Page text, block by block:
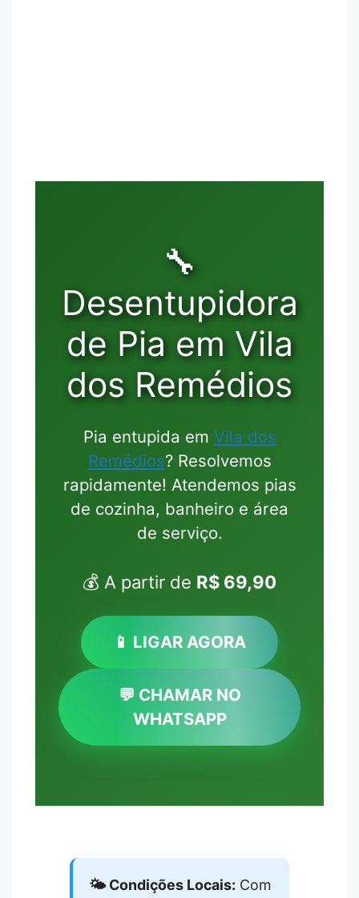
🔧
Desentupidora
de Pia em Vila
dos Remédios
Pia entupida em Vila dos
Remédios? Resolvemos
rapidamente! Atendemos pias
de cozinha, banheiro e área
de serviço.
💰 A partir de R$ 69,90
📱 LIGAR AGORA
💬 CHAMAR NO
WHATSAPP
🌤️ Condições Locais: Com